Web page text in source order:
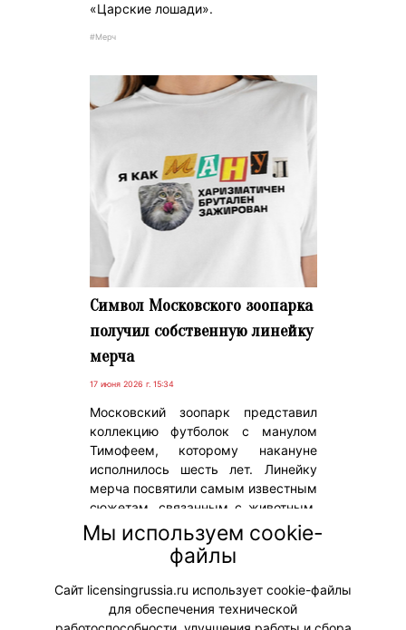
«Царские лошади».
#Мерч
Символ Московского зоопарка
получил собственную линейку
мерча
17 июня 2026 г. 15:34
Московский зоопарк представил
коллекцию футболок с манулом
Тимофеем, которому накануне
исполнилось шесть лет. Линейку
мерча посвятили самым известным
сюжетам, связанным с животным,
которое за последние годы стало
одним из главных символов
зоопарка и героем социальных
сетей.
#Мерч
Мы используем cookie-
файлы
Сайт licensingrussia.ru использует cookie-файлы
для обеспечения технической